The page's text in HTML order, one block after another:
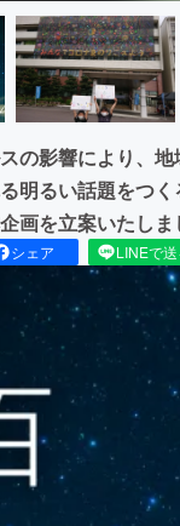
の影響により、
明るい話題をつ
画を立案いたしま
シェア LINEで